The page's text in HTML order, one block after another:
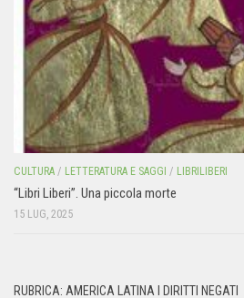
CULTURA / LETTERATURA E SAGGI / LIBRILIBERI
“Libri Liberi”. Una piccola morte
15 LUG, 2025
RUBRICA: AMERICA LATINA I DIRITTI NEGATI